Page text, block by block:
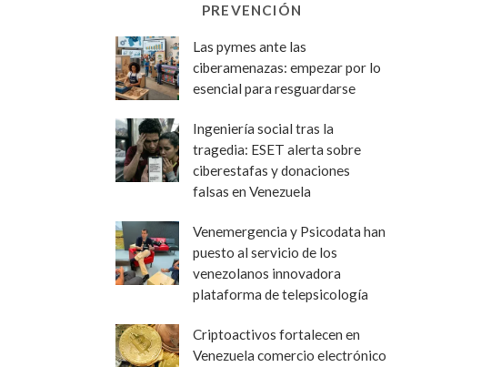
PREVENCIÓN
Las pymes ante las
ciberamenazas: empezar por lo
esencial para resguardarse
Ingeniería social tras la
tragedia: ESET alerta sobre
ciberestafas y donaciones
falsas en Venezuela
Venemergencia y Psicodata han
puesto al servicio de los
venezolanos innovadora
plataforma de telepsicología
Criptoactivos fortalecen en
Venezuela comercio electrónico